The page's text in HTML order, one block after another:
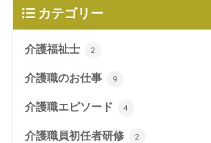
カテゴリー
介護福祉士 2
介護職のお仕事 9
介護職エピソード 4
介護職員初任者研修 2